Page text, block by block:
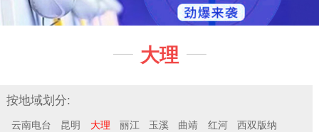
 大理 
按地域划分:
云南电台 昆明 大理 丽江 玉溪 曲靖 红河
西双版纳